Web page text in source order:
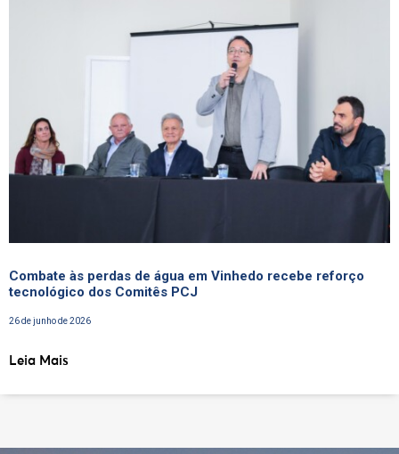
Combate às perdas de água em Vinhedo recebe reforço
tecnológico dos Comitês PCJ
26 de junho de 2026
Leia Mais